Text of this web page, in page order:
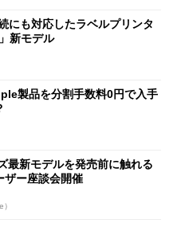
にも対応したラベルプリンタ
新モデル
製品を分割手数料0円で入手
最新モデルを発売前に触れる
ザー座談会開催